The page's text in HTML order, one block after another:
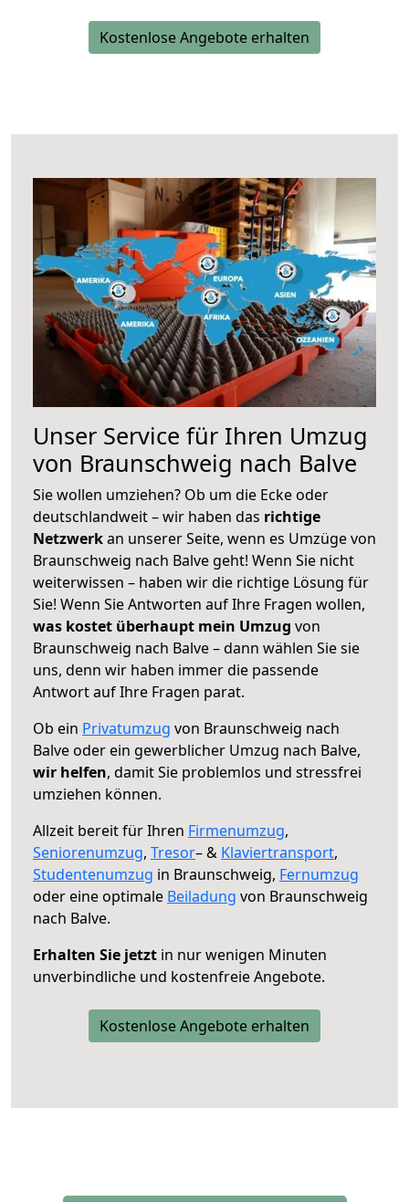
Kostenlose Angebote erhalten
Unser Service für Ihren Umzug
von Braunschweig nach Balve
Sie wollen umziehen? Ob um die Ecke oder
deutschlandweit – wir haben das richtige
Netzwerkan unserer Seite, wenn es Umzüge von
Braunschweig nach Balve geht! Wenn Sie nicht
weiterwissen – haben wir die richtige Lösung für
Sie! Wenn Sie Antworten auf Ihre Fragen wollen,
was kostet überhaupt mein Umzug von
Braunschweig nach Balve – dann wählen Sie sie
uns, denn wir haben immer die passende
Antwort auf Ihre Fragen parat.
Ob ein Privatumzug von Braunschweig nach
Balve oder ein gewerblicher Umzug nach Balve,
wir helfen, damit Sie problemlos und stressfrei
umziehen können.
Allzeit bereit für Ihren Firmenumzug,
Seniorenumzug, Tresor– & Klaviertransport,
Studentenumzug in Braunschweig, Fernumzug
oder eine optimale Beiladung von Braunschweig
nach Balve.
Erhalten Sie jetzt in nur wenigen Minuten
unverbindliche und kostenfreie Angebote.
Kostenlose Angebote erhalten